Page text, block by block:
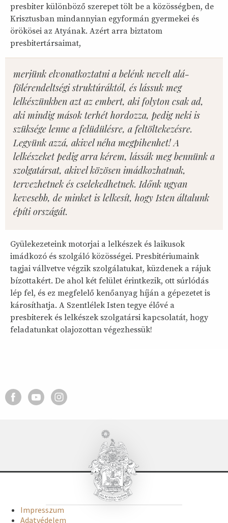
presbiter különböző szerepet tölt be a közösségben, de
Krisztusban mindannyian egyformán gyermekei és
örökösei az Atyának. Azért arra biztatom
presbitertársaimat,
merjünk elvonatkoztatni a belénk nevelt alá-
fölérendeltségi struktúráktól, és lássuk meg
lelkészünkben azt az embert, aki folyton csak ad,
aki mindig mások terhét hordozza, pedig neki is
szüksége lenne a felüdülésre, a feltöltekezésre.
Legyünk azzá, akivel néha megpihenhet! A
lelkészeket pedig arra kérem, lássák meg bennünk a
szolgatársat, akivel közösen imádkozhatnak,
tervezhetnek és cselekedhetnek. Időnk ugyan
kevesebb, de minket is lelkesít, hogy Isten általunk
építi országát.
Gyülekezeteink motorjai a lelkészek és laikusok
imádkozó és szolgáló közösségei. Presbitériumaink
tagjai vállvetve végzik szolgálatukat, küzdenek a rájuk
bízottakért. De ahol két felület érintkezik, ott súrlódás
lép fel, és ez megfelelő kenőanyag híján a gépezetet is
károsíthatja. A Szentlélek Isten tegye élővé a
presbiterek és lelkészek szolgatársi kapcsolatát, hogy
feladatunkat olajozottan végezhessük!
Impresszum
Adatvédelem